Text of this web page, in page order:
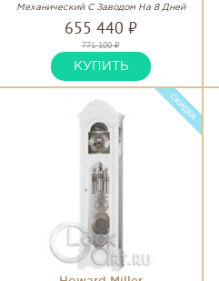
Механический С Заводом На 8 Дней
655 440 ₽
771 100 ₽
КУПИТЬ